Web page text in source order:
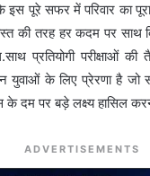
इस पूरे सफर में परिवार का
की तरह हर कदम पर साथ
प्रतियोगी परीक्षाओं की
के लिए प्रेरणा है जो
दम पर बड़े लक्ष्य हासिल
ADVERTISEMENTS